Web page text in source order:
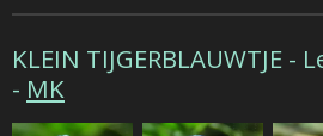
KLEIN TIJGERBLAUWTJE -
- MK